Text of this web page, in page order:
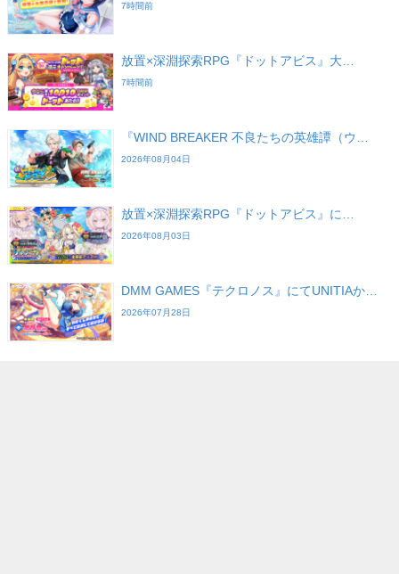
7時間前
放置×深淵探索RPG『ドットアビス』大…
7時間前
『WIND BREAKER 不良たちの英雄譚（ウ…
2026年08月04日
放置×深淵探索RPG『ドットアビス』に…
2026年08月03日
DMM GAMES『テクロノス』にてUNITIAか…
2026年07月28日